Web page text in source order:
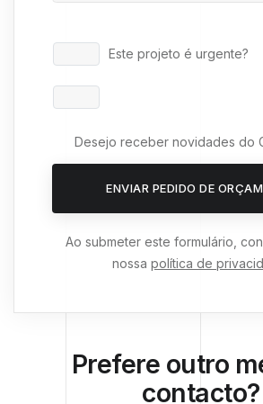
Este projeto é urgente?
Desejo receber novidades do
ENVIAR PEDIDO DE
Ao submeter este formulário,
nossa política de
Prefere outro
contacto?